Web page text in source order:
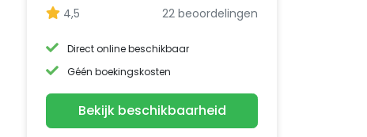
4,5 22 beoordelingen
Direct online beschikbaar
Géén boekingskosten
Bekijk beschikbaarheid